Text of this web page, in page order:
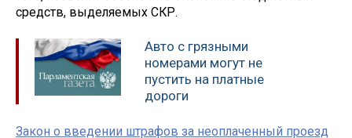
средств, выделяемых СКР.
Авто с грязными
номерами могут не
пустить на платные
дороги
Закон о введении штрафов за неоплаченный проезд